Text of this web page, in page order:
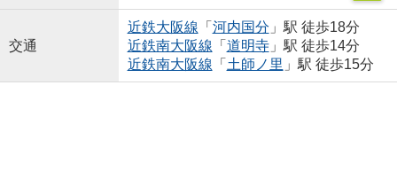
交通
近鉄大阪線 「 河内国分 」駅 徒歩18分
近鉄南大阪線 「 道明寺」駅 徒歩14分
近鉄南大阪線 「 土師ノ里 」駅 徒歩15分